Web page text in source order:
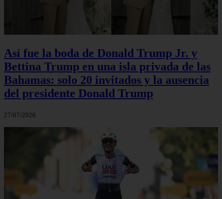
Así fue la boda de Donald Trump Jr. y
Bettina Trump en una isla privada de las
Bahamas: solo 20 invitados y la ausencia
del presidente Donald Trump
27/07/2026